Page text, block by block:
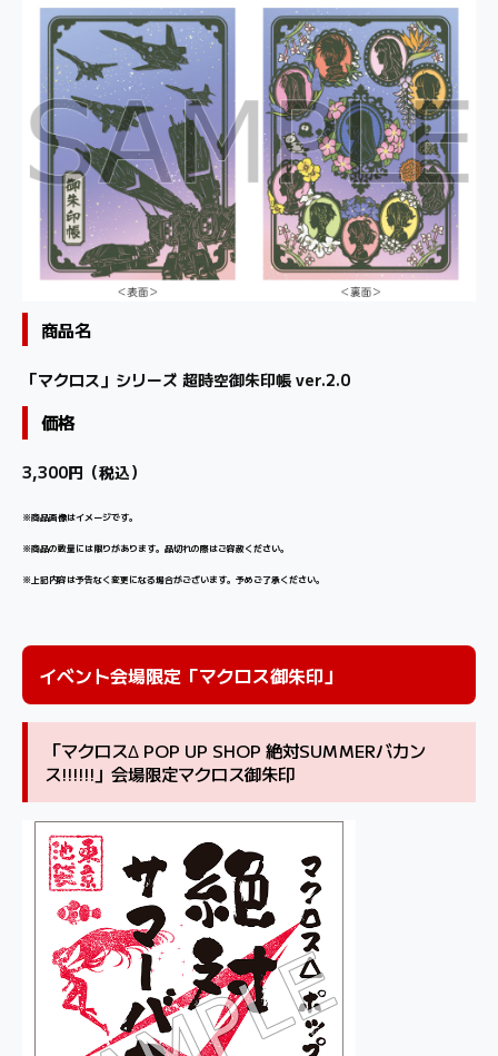
商品名
「マクロス」シリーズ 超時空御朱印帳 ver.2.0
価格
3,300円（税込）
※商品画像はイメージです。
※商品の数量には限りがあります。品切れの際はご容赦ください。
※上記内容は予告なく変更になる場合がございます。予めご了承ください。
イベント会場限定「マクロス御朱印」
「マクロスΔ POP UP SHOP 絶対SUMMERバカン
ス!!!!!!」会場限定マクロス御朱印